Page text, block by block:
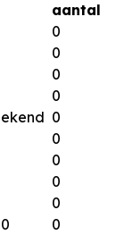
aantal
0
0
0
0
0
0
0
0
0
0